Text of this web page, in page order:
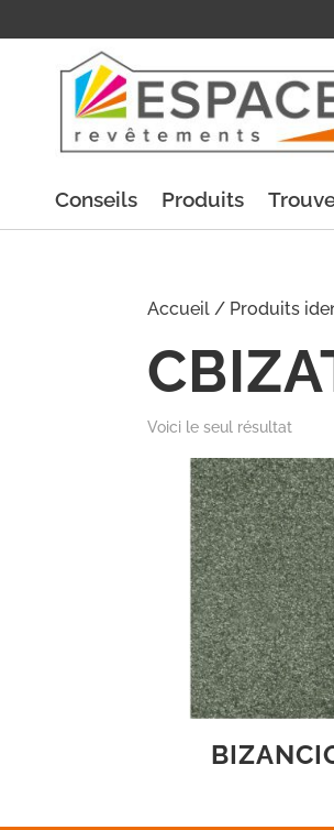
Conseils Produits
Accueil / Produits
Voici le seul résultat